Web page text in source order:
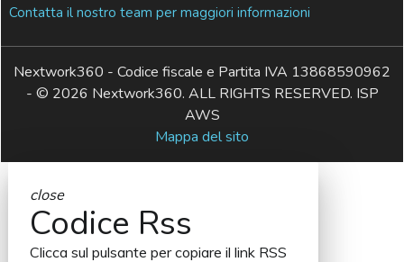
Contatta il nostro team per maggiori informazioni
Nextwork360 - Codice fiscale e Partita IVA 13868590962
- © 2026 Nextwork360. ALL RIGHTS RESERVED. ISP
AWS
Mappa del sito
close
Codice Rss
Clicca sul pulsante per copiare il link RSS